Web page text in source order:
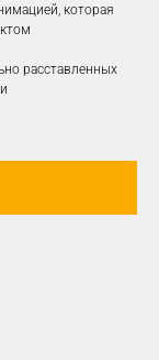
которая
расставленных